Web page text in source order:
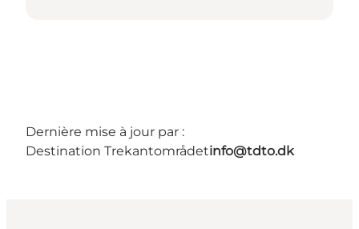
Dernière mise à jour par :
Destination Trekantområdetinfo@tdto.dk